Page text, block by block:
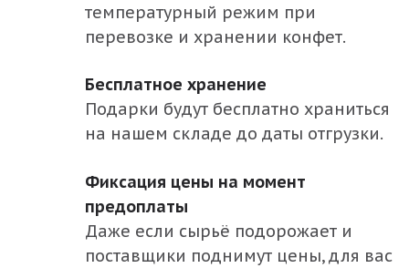
Костромская область
Курская область
Липецкая область
Москва и Московская область
Нижегородская область
Орловская область
Пермский край
Республика Башкортостан
температурный режим при
перевозке и хранении конфет.
Бесплатное хранение
Подарки будут бесплатно храниться
на нашем складе до даты отгрузки.
Фиксация цены на момент
предоплаты
Даже если сырьё подорожает и
поставщики поднимут цены, для вас